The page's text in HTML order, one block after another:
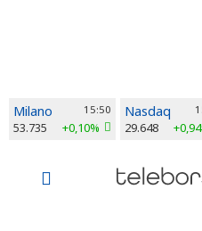
Milano 15:50
53.735 +0,10%
Nasdaq
29.648